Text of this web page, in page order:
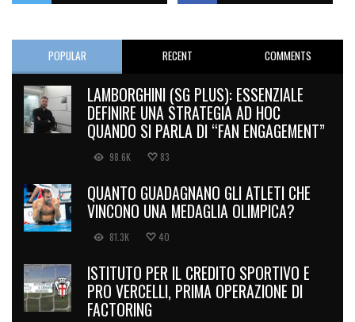
POPULAR RECENT COMMENTS
LAMBORGHINI (SG PLUS): ESSENZIALE
DEFINIRE UNA STRATEGIA AD HOC
QUANDO SI PARLA DI “FAN ENGAGEMENT”
98.6K 83
QUANTO GUADAGNANO GLI ATLETI CHE
VINCONO UNA MEDAGLIA OLIMPICA?
81.3K 40
ISTITUTO PER IL CREDITO SPORTIVO E
PRO VERCELLI, PRIMA OPERAZIONE DI
FACTORING